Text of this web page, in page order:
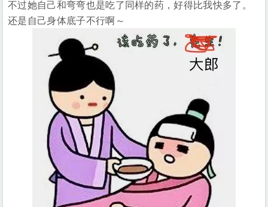
不过她自己和弯弯也是吃了同样的药，好得比我快多了。
还是自己身体底子不行啊～